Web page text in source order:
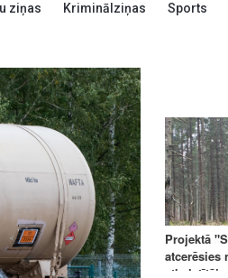
ziņas Kriminālziņas Sports